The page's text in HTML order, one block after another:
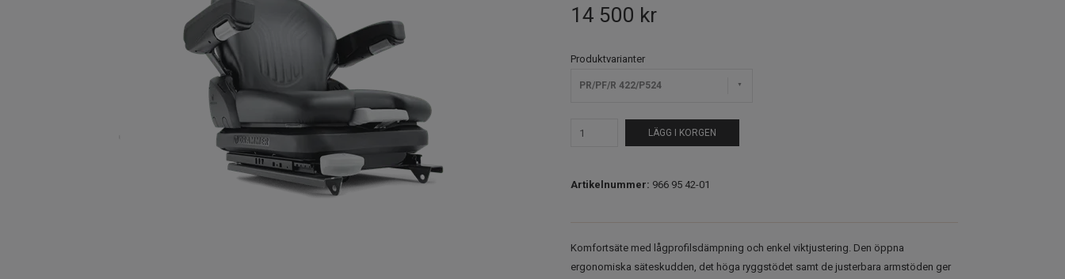
14 500 kr
Produktvarianter
PR/PF/R 422/P524
LÄGG I KORGEN
Artikelnummer: 966 95 42-01
Komfortsäte med lågprofilsdämpning och enkel viktjustering. Den öppna
ergonomiska säteskudden, det höga ryggstödet samt de justerbara armstöden ger